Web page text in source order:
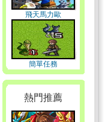
飛天馬力歐
簡單任務
熱門推薦